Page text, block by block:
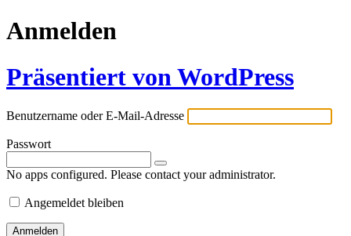
Anmelden
Präsentiert von WordPress
Benutzername oder E-Mail-Adresse
Passwort
No apps configured. Please contact your administrator.
Angemeldet bleiben